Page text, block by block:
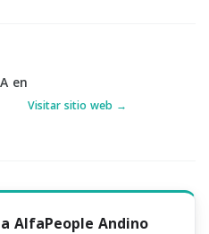
en
Visitar sitio web →
AlfaPeople Andino